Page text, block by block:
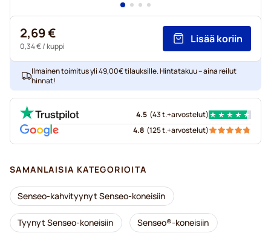
2,69 €
0,34 €/ kuppi
Lisää koriin
Ilmainen toimitus yli 49,00€ tilauksille. Hintatakuu – aina reilut
hinnat!
4.5 (43 t.+arvostelut)
4.8 (125 t.+arvostelut)
SAMANLAISIA KATEGORIOITA
Senseo-kahvityynyt Senseo-koneisiin
Tyynyt Senseo-koneisiin Senseo®-koneisiin